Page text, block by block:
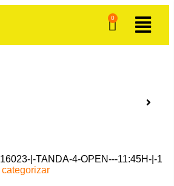
0
|-TANDA-4-OPEN---11:45H-|-1
categorizar